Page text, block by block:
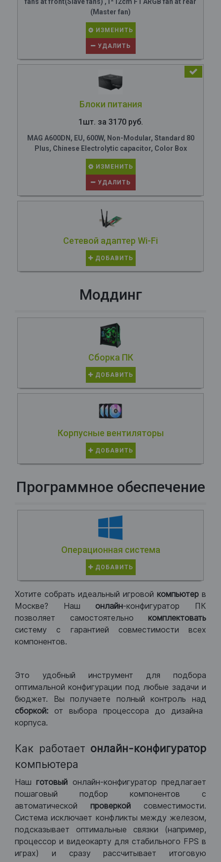
(Master fan)
ИЗМЕНИТЬ
УДАЛИТЬ
Блоки питания
1шт. за 3170 руб.
MAG A600DN, EU, 600W, Non-Modular, Standard 80
Plus, Chinese Electrolytic capacitor, Color Box
ИЗМЕНИТЬ
УДАЛИТЬ
Сетевой адаптер Wi-Fi
ДОБАВИТЬ
Моддинг
Сборка ПК
ДОБАВИТЬ
Корпусные вентиляторы
ДОБАВИТЬ
Программное обеспечение
Операционная система
ДОБАВИТЬ
Хотите собрать идеальный игровой компьютер в
Москве? Нашонлайн-конфигуратор ПК
позволяет самостоятельно комплектовать
систему с гарантией совместимости всех
компонентов.
Это удобный инструмент для подбора
оптимальной конфигурации под любые задачи и
бюджет. Вы получаете полный контроль над
сборкой: от выбора процессора до дизайна
корпуса.
Как работает онлайн-конфигуратор
компьютера
Нашготовый онлайн-конфигуратор предлагает
пошаговый подбор компонентов с
автоматической проверкой совместимости.
Система исключает конфликты между железом,
подсказывает оптимальные связки (например,
процессор и видеокарту для стабильного FPS в
играх) и сразу рассчитывает итоговую